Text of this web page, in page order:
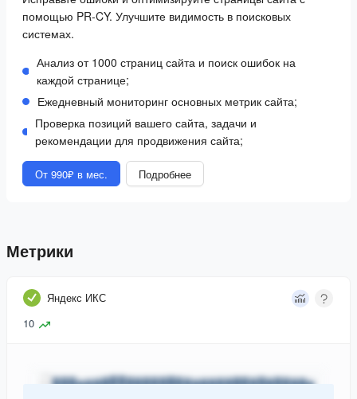
помощью PR-CY. Улучшите видимость в поисковых
системах.
Анализ от 1000 страниц сайта и поиск ошибок на
каждой странице;
Ежедневный мониторинг основных метрик сайта;
Проверка позиций вашего сайта, задачи и
рекомендации для продвижения сайта;
От 990₽ в мес. Подробнее
Метрики
Яндекс ИКС
10